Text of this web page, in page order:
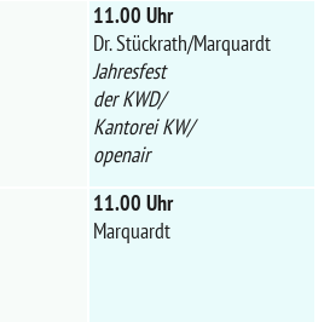
11.00 Uhr
Dr. Stückrath/Marquardt
Jahresfest
der KWD/
Kantorei KW/
openair
11.00 Uhr
Marquardt